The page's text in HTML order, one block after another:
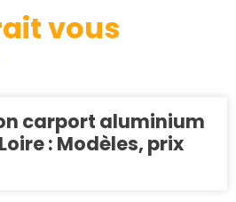
vous
carport aluminium
: Modèles, prix